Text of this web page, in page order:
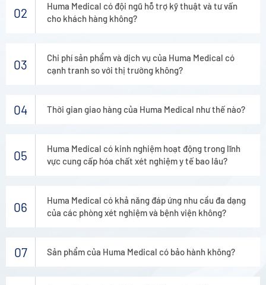
02
Huma Medical có đội ngũ hỗ trợ kỹ thuật và tư vấn
cho khách hàng không?
03
Chi phí sản phẩm và dịch vụ của Huma Medical có
cạnh tranh so với thị trường không?
04 Thời gian giao hàng của Huma Medical như thế nào?
05
Huma Medical có kinh nghiệm hoạt động trong lĩnh
vực cung cấp hóa chất xét nghiệm y tế bao lâu?
06
Huma Medical có khả năng đáp ứng nhu cầu đa dạng
của các phòng xét nghiệm và bệnh viện không?
07 Sản phẩm của Huma Medical có bảo hành không?